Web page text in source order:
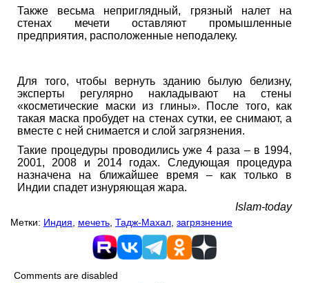
Также весьма неприглядный, грязный налет на
стенах мечети оставляют промышленные
предприятия, расположенные неподалеку.
Для того, чтобы вернуть зданию былую белизну,
эксперты регулярно накладывают на стены
«косметические маски из глины». После того, как
такая маска пробудет на стенах сутки, ее снимают, а
вместе с ней снимается и слой загрязнения.
Такие процедуры проводились уже 4 раза – в 1994,
2001, 2008 и 2014 годах. Следующая процедура
назначена на ближайшее время – как только в
Индии спадет изнуряющая жара.
Islam-today
Метки: Индия мечеть Тадж-Махал загрязнение
Comments are disabled